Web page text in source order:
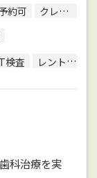
約可
クレジットカード対応
検査 レントゲン検査
科治療を実